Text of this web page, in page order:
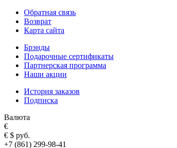
Обратная связь
Возврат
Карта сайта
Брэнды
Подарочные сертификаты
Партнерская программа
Наши акции
История заказов
Подписка
Валюта
€
€ $ руб.
+7 (861) 299-98-41